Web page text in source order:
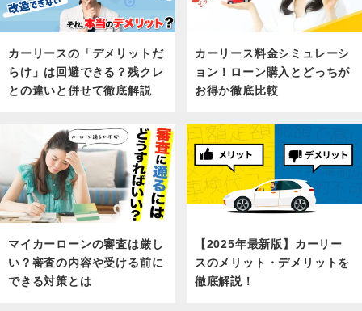
カーリースの「デメリットだ
らけ」は回避できる？残クレ
との違いと併せて徹底解説
カーリース料金シミュレーシ
ョン！ローン購入とどっちが
お得か徹底比較
マイカーローンの審査は厳し
い？審査の内容や受ける前に
できる対策とは
【2025年最新版】カーリー
スのメリット・デメリットを
徹底解説！